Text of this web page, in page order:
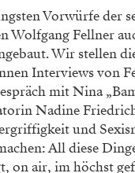
Vorwürfe der
Wolfgang Fellner
Wir stellen
Interviews von
mit Nina
Nadine
und
All diese
on air, im höchst